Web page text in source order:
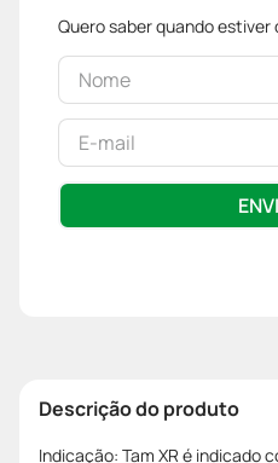
Quero saber quando estiver
Descrição do produto
Indicação: Tam XR é indicado